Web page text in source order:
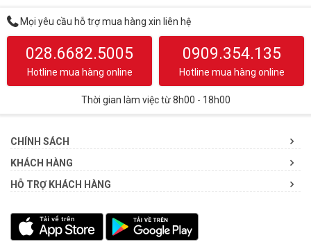
Mọi yêu cầu hỗ trợ mua hàng xin liên hệ
028.6682.5005
Hotline mua hàng online
0909.354.135
Hotline mua hàng online
Thời gian làm việc từ 8h00 - 18h00
CHÍNH SÁCH
KHÁCH HÀNG
HỖ TRỢ KHÁCH HÀNG